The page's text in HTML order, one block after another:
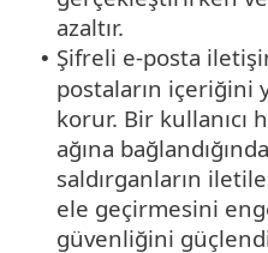
azaltır.
• Şifreli e-posta
postaların içeriğini
korur. Bir kullanıcı
ağına
saldırganların
ele geçirmesini
güvenliğini